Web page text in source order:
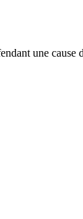
une cause